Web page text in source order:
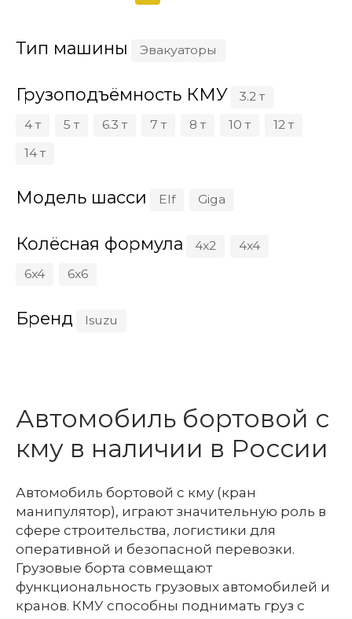
Тип машины Эвакуаторы
Грузоподъёмность КМУ
3.2 т
4 т
5 т 6.3 т 7 т 8 т 10 т
12 т
14 т
Модель шасси Elf Giga
Колёсная формула 4x2
4x4
6x4
6x6
Бренд Isuzu
Автомобиль бортовой с
кму в наличии в России
Автомобиль бортовой с кму (кран
манипулятор), играют значительную роль в
сфере строительства, логистики для
оперативной и безопасной перевозки.
Грузовые борта совмещают
функциональность грузовых автомобилей и
кранов. КМУ способны поднимать груз с